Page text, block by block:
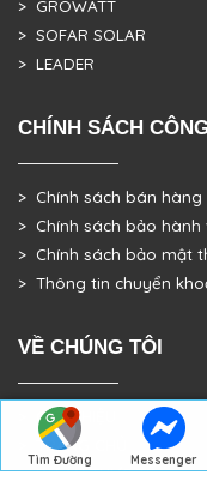
Tìm Đường
Messenger
> GROWATT
> SOFAR SOLAR
> LEADER
CHÍNH SÁCH
> Chính sách bán hàng
> Chính sách bảo hành
> Chính sách bảo mật
> Thông tin chuyển
VỀ CHÚNG TÔI
> GIỚI THIỆU
> TRANG CHỦ
> DỰ ÁN THỰC TẾ